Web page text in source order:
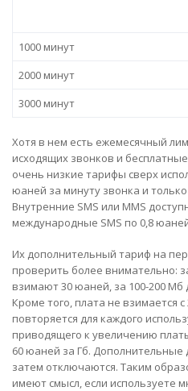
1000 минут
2000 минут
3000 минут
Хотя в нем есть ежемесячный
исходящих звонков и
очень низкие тарифы сверх
юаней за минуту звонка и
Внутренние SMS или MMS
международные SMS по 0,8
Их дополнительный тариф на
проверить более внимательно:
взимают 30 юаней, за 100-200
Кроме того, плата не взимается
повторяется для каждого
приводящего к увеличению
60 юаней за Гб. Дополнительные
затем отключаются. Таким
имеют смысл, если используете